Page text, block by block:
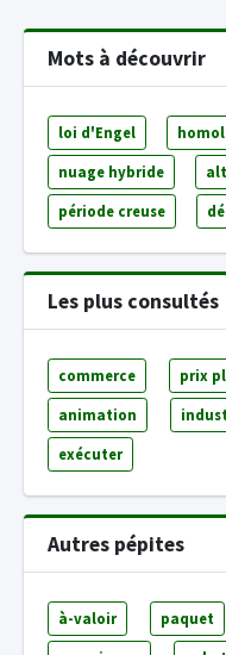
Mots à découvrir
loi d'Engel
nuage hybride
période creuse
Les plus consultés
commerce prix
animation
exécuter
Autres pépites
à-valoir paquet